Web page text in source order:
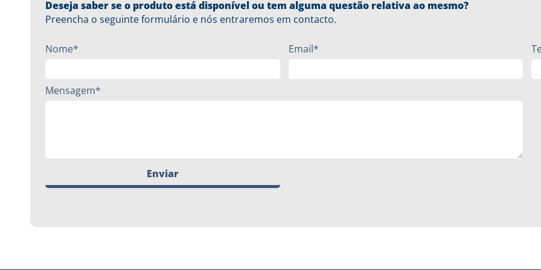
Deseja saber se o produto está disponível ou tem alguma questão relativa ao mesmo?
Preencha o seguinte formulário e nós entraremos em contacto.
Nome* Email*
Mensagem*
Enviar